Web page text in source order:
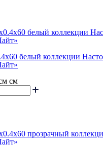
белый коллекции
см